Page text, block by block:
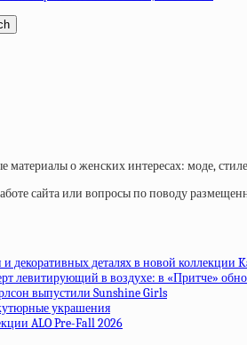
материалы о женских интересах: моде,
сайта или вопросы по поводу
декоративных деталях в новой коллекции
левитирующий в воздухе: в «Притче»
выпустили Sunshine Girls
украшения
ALO Pre-Fall 2026